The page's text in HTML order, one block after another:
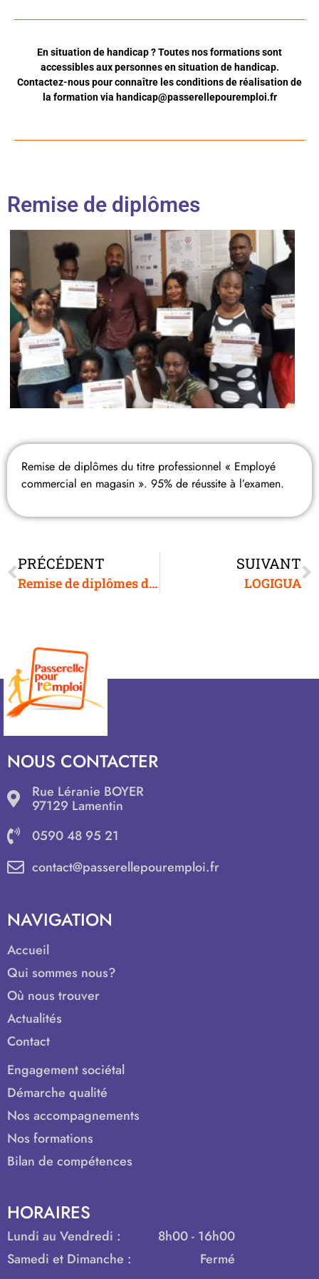
En situation de handicap ? Toutes nos formations sont
accessibles aux personnes en situation de handicap.
Contactez-nous pour connaître les conditions de réalisation de
la formation via handicap@passerellepouremploi.fr
Remise de diplômes
Remise de diplômes du titre professionnel « Employé
commercial en magasin ». 95% de réussite à l’examen.
PRÉCÉDENT
Remise de diplômes du CFG
SUIVANT
LOGIGUA
NOUS CONTACTER
Rue Léranie BOYER
97129 Lamentin
0590 48 95 21
contact@passerellepouremploi.fr
NAVIGATION
Accueil
Qui sommes nous?
Où nous trouver
Actualités
Contact
Engagement sociétal
Démarche qualité
Nos accompagnements
Nos formations
Bilan de compétences
HORAIRES
Lundi au Vendredi :
8h00 - 16h00
Samedi et Dimanche :
Fermé